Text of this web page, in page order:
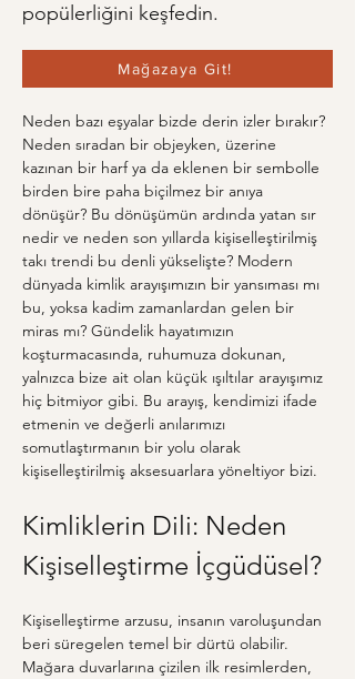
popülerliğini keşfedin.
Mağazaya Git!
Neden bazı eşyalar bizde derin izler bırakır?
Neden sıradan bir objeyken, üzerine
kazınan bir harf ya da eklenen bir sembolle
birden bire paha biçilmez bir anıya
dönüşür? Bu dönüşümün ardında yatan sır
nedir ve neden son yıllarda kişiselleştirilmiş
takı trendi bu denli yükselişte? Modern
dünyada kimlik arayışımızın bir yansıması mı
bu, yoksa kadim zamanlardan gelen bir
miras mı? Gündelik hayatımızın
koşturmacasında, ruhumuza dokunan,
yalnızca bize ait olan küçük ışıltılar arayışımız
hiç bitmiyor gibi. Bu arayış, kendimizi ifade
etmenin ve değerli anılarımızı
somutlaştırmanın bir yolu olarak
kişiselleştirilmiş aksesuarlara yöneltiyor bizi.
Kimliklerin Dili: Neden
Kişiselleştirme İçgüdüsel?
Kişiselleştirme arzusu, insanın varoluşundan
beri süregelen temel bir dürtü olabilir.
Mağara duvarlarına çizilen ilk resimlerden,